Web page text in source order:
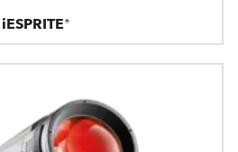
iESPRITE®